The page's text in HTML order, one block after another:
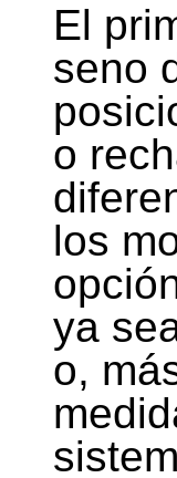
El
seno
o
los
ya
o,